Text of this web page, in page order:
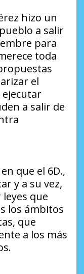
hizo un
a salir
para
toda
el
ejecutar
a salir de
que el 6D.,
y a su vez,
que
los ámbitos
que
a los más